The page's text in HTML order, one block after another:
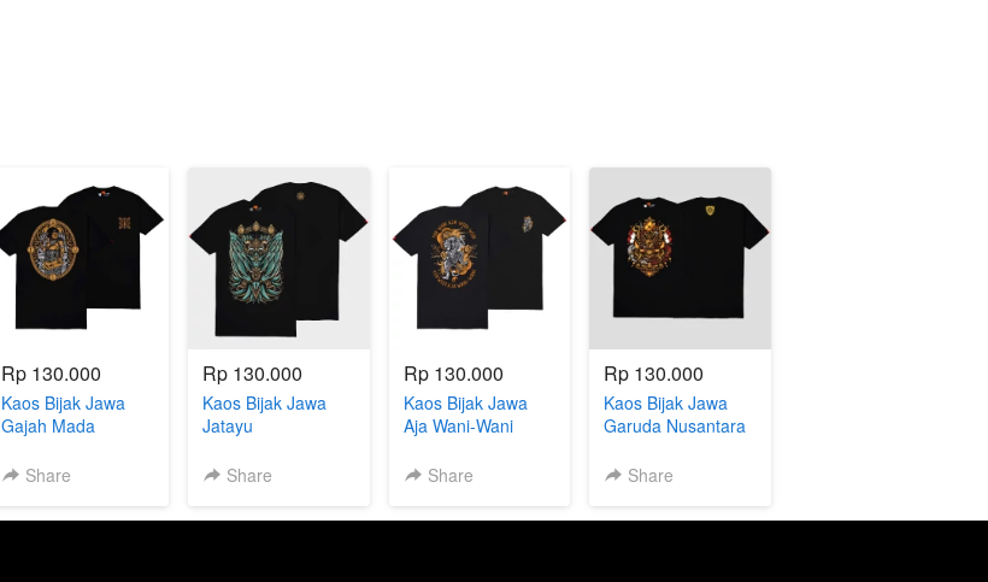
Rp 130.000
Kaos Bijak Jawa
Gajah Mada
Share
Rp 130.000
Kaos Bijak Jawa
Jatayu
Share
Rp 130.000
Kaos Bijak Jawa
Aja Wani-Wani
Share
Rp 130.000
Kaos Bijak Jawa
Garuda Nusantara
Share